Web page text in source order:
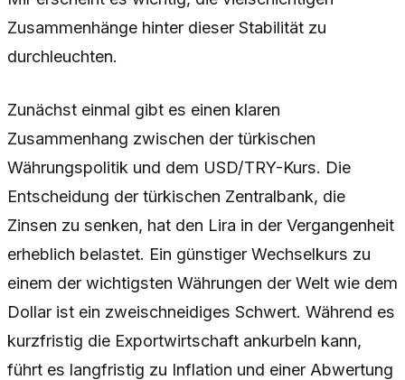
Zusammenhänge hinter dieser Stabilität zu
durchleuchten.
Zunächst einmal gibt es einen klaren
Zusammenhang zwischen der türkischen
Währungspolitik und dem USD/TRY-Kurs. Die
Entscheidung der türkischen Zentralbank, die
Zinsen zu senken, hat den Lira in der Vergangenheit
erheblich belastet. Ein günstiger Wechselkurs zu
einem der wichtigsten Währungen der Welt wie dem
Dollar ist ein zweischneidiges Schwert. Während es
kurzfristig die Exportwirtschaft ankurbeln kann,
führt es langfristig zu Inflation und einer Abwertung